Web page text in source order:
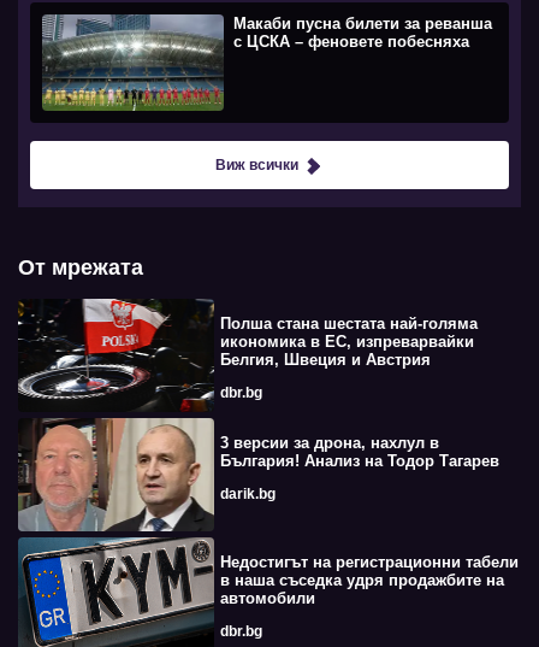
Макаби пусна билети за реванша
с ЦСКА – феновете побесняха
Виж всички
От мрежата
Полша стана шестата най-голяма
икономика в ЕС, изпреварвайки
Белгия, Швеция и Австрия
dbr.bg
3 версии за дрона, нахлул в
България! Анализ на Тодор Тагарев
darik.bg
Недостигът на регистрационни табели
в наша съседка удря продажбите на
автомобили
dbr.bg